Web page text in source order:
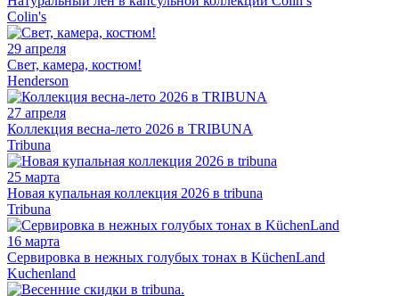
Colin's
29 апреля
Свет, камера, костюм!
Henderson
27 апреля
Коллекция весна-лето 2026 в TRIBUNA
Tribuna
25 марта
Новая купальная коллекция 2026 в tribuna
Tribuna
16 марта
Сервировка в нежных голубых тонах в KüchenLand
Kuchenland